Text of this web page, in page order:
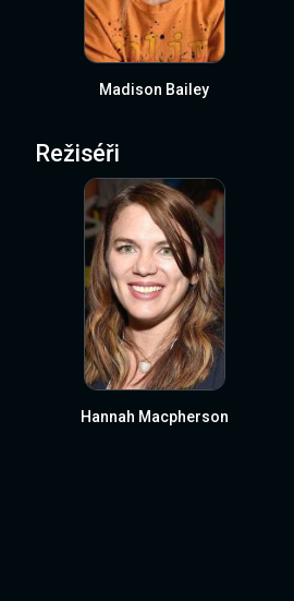
Madison Bailey
Režiséři
Hannah Macpherson